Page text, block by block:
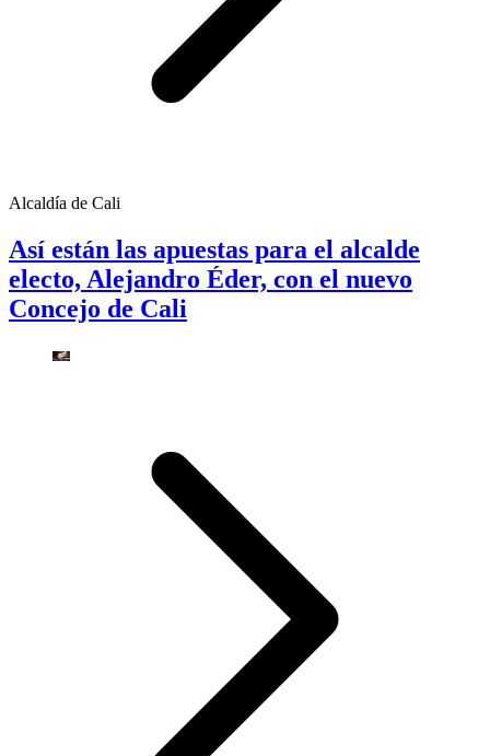
Alcaldía de Cali
Así están las apuestas para el alcalde
electo, Alejandro Éder, con el nuevo
Concejo de Cali